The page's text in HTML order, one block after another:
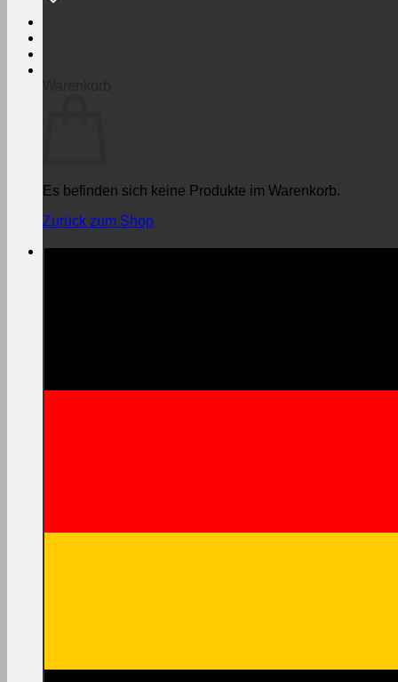
Es befinden sich keine Produkte im Warenkorb.
Zurück zum Shop